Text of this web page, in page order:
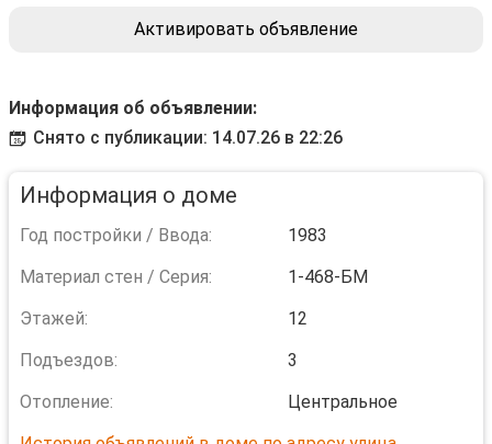
Активировать объявление
Информация об объявлении:
Снято с публикации: 14.07.26 в 22:26
Информация о доме
Год постройки / Ввода:
1983
Материал стен / Серия:
1-468-БМ
Этажей:
12
Подъездов:
3
Отопление:
Центральное